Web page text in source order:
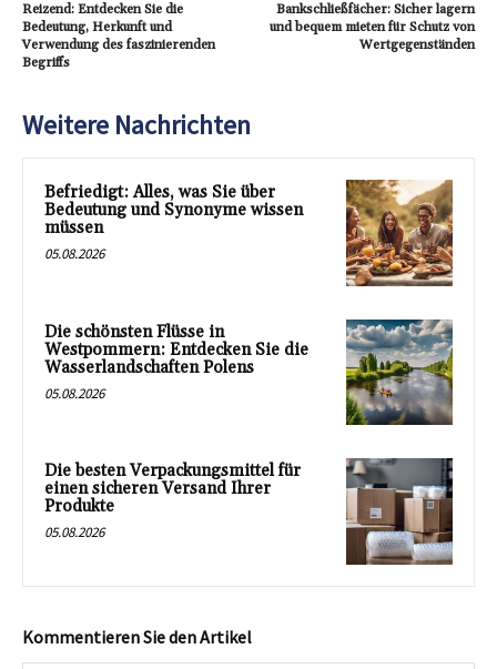
Reizend: Entdecken Sie die
Bedeutung, Herkunft und
Verwendung des faszinierenden
Begriffs
Bankschließfächer: Sicher lagern
und bequem mieten für Schutz von
Wertgegenständen
Weitere Nachrichten
Befriedigt: Alles, was Sie über
Bedeutung und Synonyme wissen
müssen
05.08.2026
Die schönsten Flüsse in
Westpommern: Entdecken Sie die
Wasserlandschaften Polens
05.08.2026
Die besten Verpackungsmittel für
einen sicheren Versand Ihrer
Produkte
05.08.2026
Kommentieren Sie den Artikel